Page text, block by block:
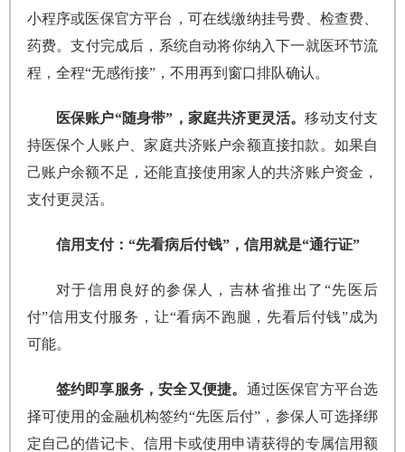
小程序或医保官方平台，可在线缴纳‌挂号费、检查费、
药费‌。支付完成后，系统自动将你纳入下一就医环节流
程，全程“无感衔接”，不用再到窗口排队确认。
医保账户“随身带”，家庭共济更灵活。移动支付支
持‌医保个人账户、家庭共济账户余额直接扣款‌。如果自
己账户余额不足，还能直接使用家人的共济账户资金，
支付更灵活。
信用支付：“先看病后付钱”，信用就是“通行证”
对于信用良好的参保人，吉林省推出了‌“先医后
付”信用支付服务‌，让“看病不跑腿，先看后付钱”成为
可能。
签约即享服务，安全又便捷。 通过医保官方平台选
择可使用的金融机构签约“先医后付”，参保人可选择绑
定自己的借记卡、信用卡或使用申请获得的专属信用额